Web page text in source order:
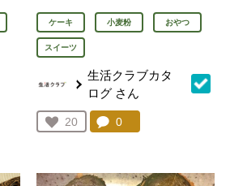
ケーキ 小麦粉 おやつ
スイーツ
生活クラブカタ
ログ さん
お気に入り登録：
20
人が登録
コメント：
0件。コメントを見る。